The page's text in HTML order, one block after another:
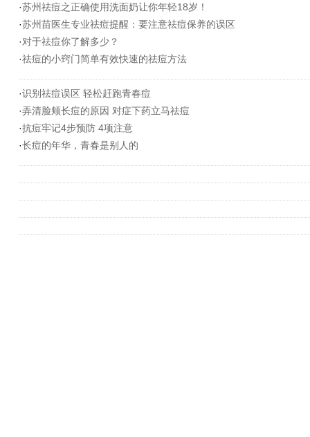
·苏州祛痘之正确使用洗面奶让你年轻18岁！
·苏州苗医生专业祛痘提醒：要注意祛痘保养的误区
·对于祛痘你了解多少？
·祛痘的小窍门简单有效快速的祛痘方法
·识别祛痘误区 轻松赶跑青春痘
·弄清脸颊长痘的原因 对症下药立马祛痘
·抗痘牢记4步预防 4项注意
·长痘的年华，青春是别人的